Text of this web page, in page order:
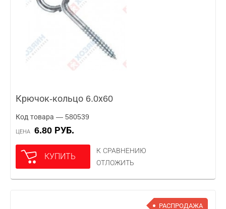
Крючок-кольцо 6.0х60
Код товара — 580539
ЦЕНА 6.80 РУБ.
КУПИТЬ
К СРАВНЕНИЮ
ОТЛОЖИТЬ
РАСПРОДАЖА